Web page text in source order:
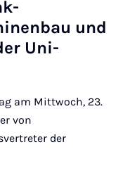
und
Uni­
am Mittwoch, 23.
von
der